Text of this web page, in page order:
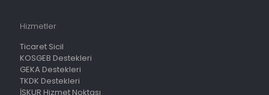
Hizmetler
Ticaret Sicil
KOSGEB Destekleri
GEKA Destekleri
TKDK Destekleri
İŞKUR Hizmet Noktası